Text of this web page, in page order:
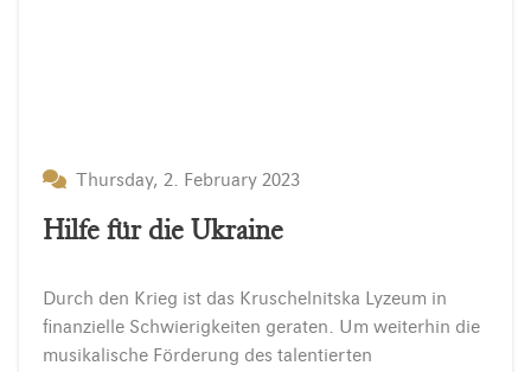
Thursday, 2. February 2023
Hilfe für die Ukraine
Durch den Krieg ist das Kruschelnitska Lyzeum in
finanzielle Schwierigkeiten geraten. Um weiterhin die
musikalische Förderung des talentierten